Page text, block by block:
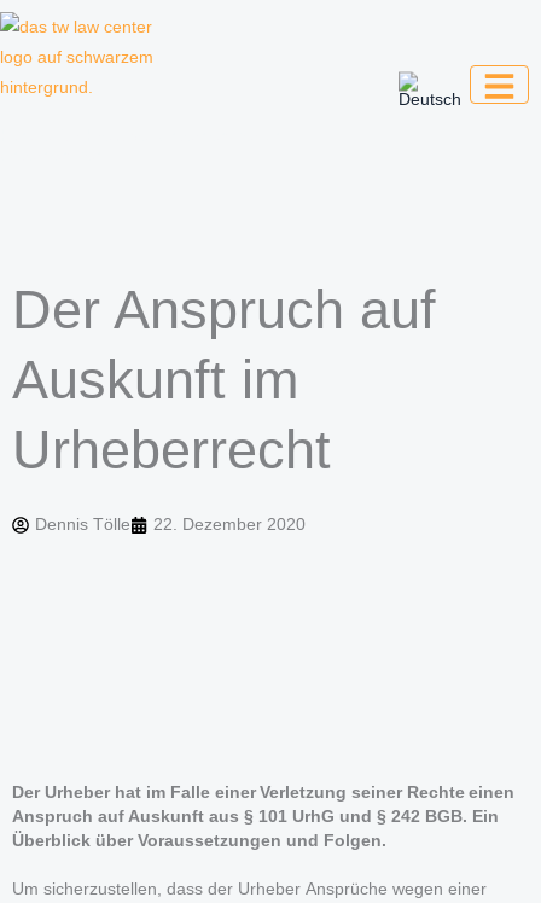
Zum
Der Anspruch auf
Auskunft im
Urheberrecht
Dennis Tölle 22. Dezember 2020
Der Urheber hat im Falle einer Verletzung seiner Rechte einen
Anspruch auf Auskunft aus § 101 UrhG und § 242 BGB. Ein
Überblick über Voraussetzungen und Folgen.
Um sicherzustellen, dass der Urheber Ansprüche wegen einer